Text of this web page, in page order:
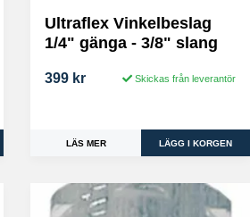
Ultraflex Vinkelbeslag
1/4" gänga - 3/8" slang
399 kr Skickas från leverantör
LÄS MER